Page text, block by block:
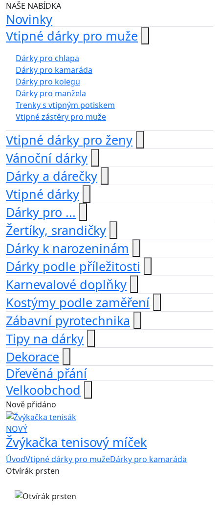
NAŠE NABÍDKA
Novinky
Vtipné dárky pro muže
Dárky pro chlapa
Dárky pro kamaráda
Dárky pro kolegu
Dárky pro manžela
Trenky s vtipným potiskem
Vtipné zástěry pro muže
Vtipné dárky pro ženy
Vánoční dárky
Dárky a dárečky
Vtipné dárky
Dárky pro ...
Žertíky, srandičky
Dárky k narozeninám
Dárky podle příležitosti
Karnevalové doplňky
Kostýmy podle zaměření
Zábavní pyrotechnika
Tipy na dárky
Dekorace
Dřevěná přání
Velkoobchod
Nově přidáno
NOVÝ
Žvýkačka tenisový míček
ÚvodVtipné dárky pro mužeDárky pro kamaráda
Otvírák prsten